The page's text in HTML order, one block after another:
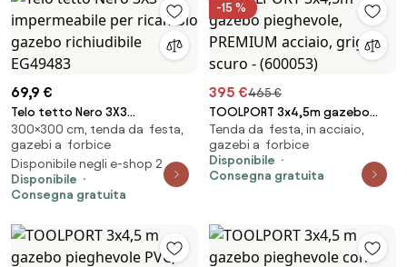
69,9 €
Telo tetto Nero 3X3
impermeabile per ricambio
gazebo richiudibile EG49483
300×300 cm, tenda da festa,
gazebi a forbice
Disponibile negli e-shop 2
Disponibile
Consegna gratuita
-15 %
395 €465 €
TOOLPORT 3x4,5m gazebo
pieghevole, PREMIUM acciaio,
grigio scuro - (600053)
Tenda da festa, in acciaio,
gazebi a forbice
Disponibile
Consegna gratuita